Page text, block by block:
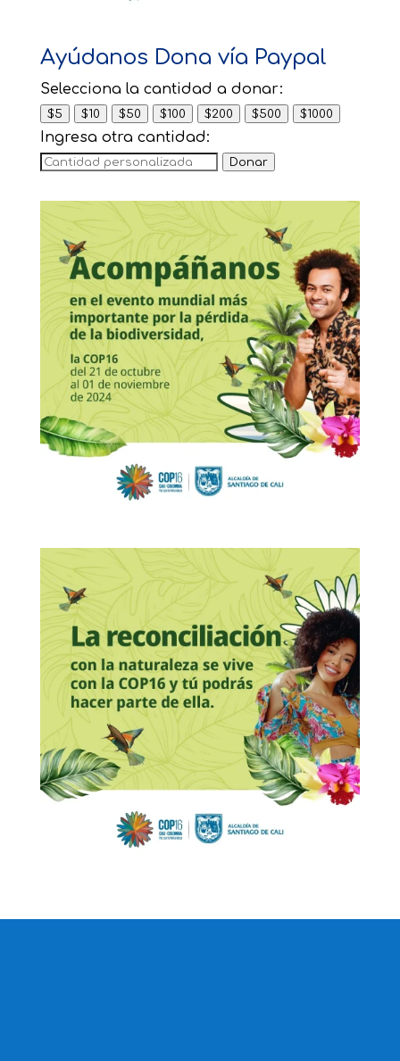
Ayúdanos Dona vía Paypal
Selecciona la cantidad a donar:
$5 $10 $50 $100 $200 $500 $1000
Ingresa otra cantidad:
Donar